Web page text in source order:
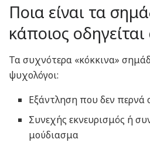
Ποια είναι τα
κάποιος
Τα συχνότερα «κόκκινα»
ψυχολόγοι:
Εξάντληση που δεν περνά
Συνεχής εκνευρισμός ή
μούδιασμα